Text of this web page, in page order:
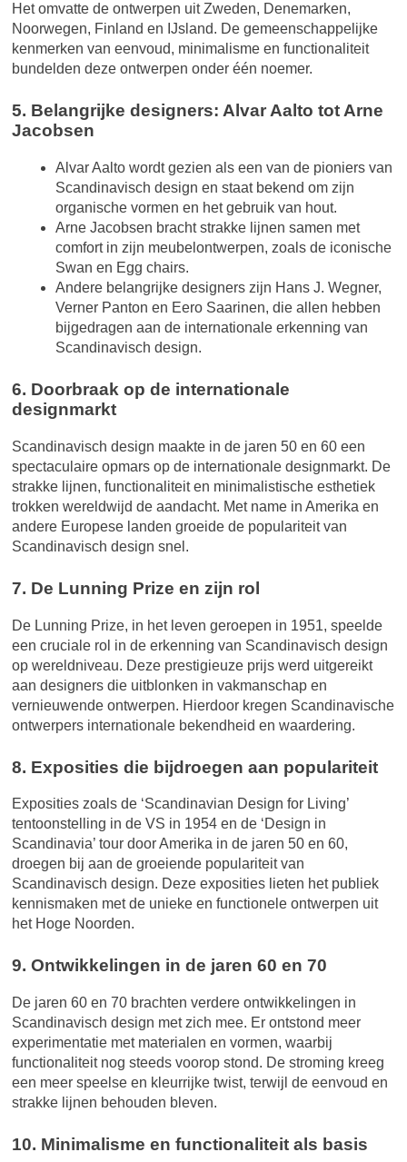
Het omvatte de ontwerpen uit Zweden, Denemarken,
Noorwegen, Finland en IJsland. De gemeenschappelijke
kenmerken van eenvoud, minimalisme en functionaliteit
bundelden deze ontwerpen onder één noemer.
5. Belangrijke designers: Alvar Aalto tot Arne
Jacobsen
Alvar Aalto wordt gezien als een van de pioniers van
Scandinavisch design en staat bekend om zijn
organische vormen en het gebruik van hout.
Arne Jacobsen bracht strakke lijnen samen met
comfort in zijn meubelontwerpen, zoals de iconische
Swan en Egg chairs.
Andere belangrijke designers zijn Hans J. Wegner,
Verner Panton en Eero Saarinen, die allen hebben
bijgedragen aan de internationale erkenning van
Scandinavisch design.
6. Doorbraak op de internationale
designmarkt
Scandinavisch design maakte in de jaren 50 en 60 een
spectaculaire opmars op de internationale designmarkt. De
strakke lijnen, functionaliteit en minimalistische esthetiek
trokken wereldwijd de aandacht. Met name in Amerika en
andere Europese landen groeide de populariteit van
Scandinavisch design snel.
7. De Lunning Prize en zijn rol
De Lunning Prize, in het leven geroepen in 1951, speelde
een cruciale rol in de erkenning van Scandinavisch design
op wereldniveau. Deze prestigieuze prijs werd uitgereikt
aan designers die uitblonken in vakmanschap en
vernieuwende ontwerpen. Hierdoor kregen Scandinavische
ontwerpers internationale bekendheid en waardering.
8. Exposities die bijdroegen aan populariteit
Exposities zoals de ‘Scandinavian Design for Living’
tentoonstelling in de VS in 1954 en de ‘Design in
Scandinavia’ tour door Amerika in de jaren 50 en 60,
droegen bij aan de groeiende populariteit van
Scandinavisch design. Deze exposities lieten het publiek
kennismaken met de unieke en functionele ontwerpen uit
het Hoge Noorden.
9. Ontwikkelingen in de jaren 60 en 70
De jaren 60 en 70 brachten verdere ontwikkelingen in
Scandinavisch design met zich mee. Er ontstond meer
experimentatie met materialen en vormen, waarbij
functionaliteit nog steeds voorop stond. De stroming kreeg
een meer speelse en kleurrijke twist, terwijl de eenvoud en
strakke lijnen behouden bleven.
10. Minimalisme en functionaliteit als basis